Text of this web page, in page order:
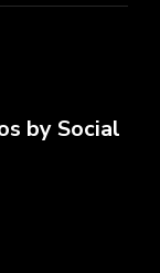
by Social